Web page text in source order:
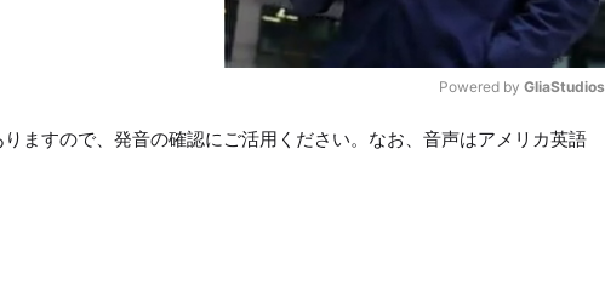
Powered by GliaStudios
ますので、発音の確認にご活用ください。なお、音声はアメリカ英語